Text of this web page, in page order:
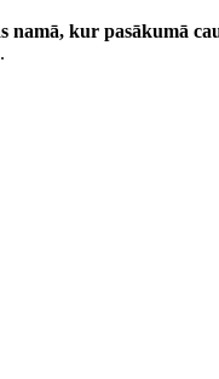
kur pasākumā